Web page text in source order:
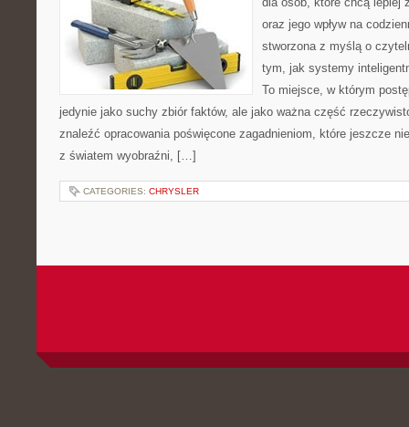
oraz jego wpływ na
stworzona z myślą o
tym, jak systemy
To miejsce, w którym
jedynie jako suchy zbiór faktów, ale jako ważna część
znaleźć opracowania poświęcone zagadnieniom, które jeszcze
z światem wyobraźni, […]
CATEGORIES: CHRYSLER